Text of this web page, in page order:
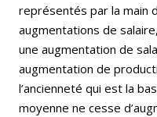
représentés par la main
augmentations de
une augmentation de
augmentation de
l’ancienneté qui est la
moyenne ne cesse